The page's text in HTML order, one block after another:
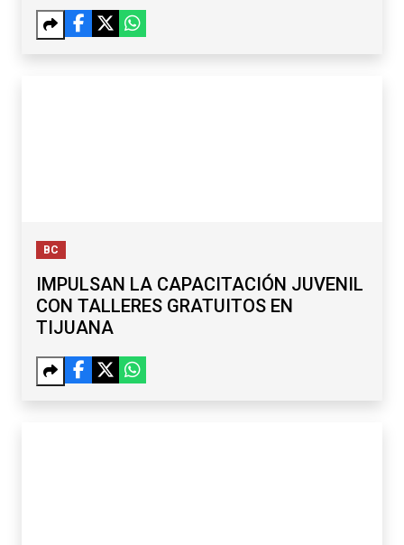
BC
IMPULSAN LA CAPACITACIÓN JUVENIL
CON TALLERES GRATUITOS EN
TIJUANA